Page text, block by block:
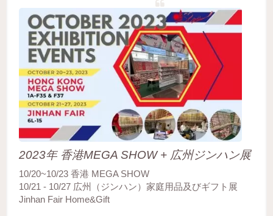
2023年 香港MEGA SHOW + 広州ジンハン展
10/20~10/23 香港 MEGA SHOW
10/21 - 10/27 広州（ジンハン）家庭用品及びギフト展
Jinhan Fair Home&Gift